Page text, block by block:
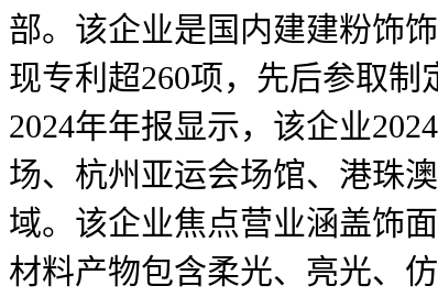
部。该企业是国内建建粉饰
现专利超260项，先后参取
2024年年报显示，该企业
场、杭州亚运会场馆、港珠
域。该企业焦点营业涵盖饰
材料产物包含柔光、亮光、